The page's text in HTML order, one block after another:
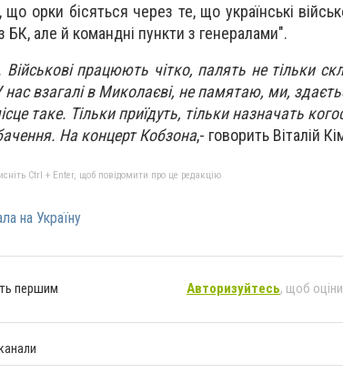
орки бісяться через те, що українські
БК, але й командні пункти з генералами".
працюють чітко, палять не тільки
взагалі в Миколаєві, не памятаю, ми,
таке. Тільки приїдуть, тільки назначать
На концерт Кобзона,- говорить Віталій
Ctrl + Enter, щоб повідомити про це редакцію
на Україну
першим Авторизуйтесь, щоб